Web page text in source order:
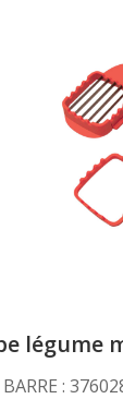
légume
: